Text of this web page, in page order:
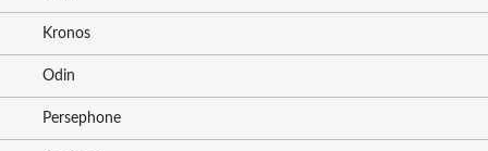
Kronos
Odin
Persephone